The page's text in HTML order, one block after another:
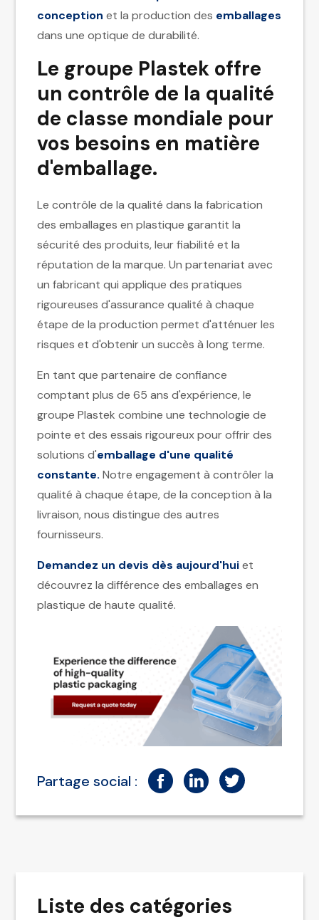
conception et la production des emballages
dans une optique de durabilité.
Le groupe Plastek offre
un contrôle de la qualité
de classe mondiale pour
vos besoins en matière
d'emballage.
Le contrôle de la qualité dans la fabrication
des emballages en plastique garantit la
sécurité des produits, leur fiabilité et la
réputation de la marque. Un partenariat avec
un fabricant qui applique des pratiques
rigoureuses d'assurance qualité à chaque
étape de la production permet d'atténuer les
risques et d'obtenir un succès à long terme.
En tant que partenaire de confiance
comptant plus de 65 ans d'expérience, le
groupe Plastek combine une technologie de
pointe et des essais rigoureux pour offrir des
solutions d'emballage d'une qualité
constante. Notre engagement à contrôler la
qualité à chaque étape, de la conception à la
livraison, nous distingue des autres
fournisseurs.
Demandez un devis dès aujourd'huiet
découvrez la différence des emballages en
plastique de haute qualité.
Partage social :
Liste des catégories